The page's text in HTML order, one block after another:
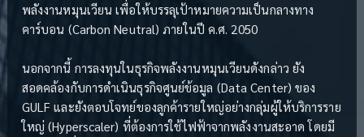
พลังงานหมุนเวียน เพื่อให้บรรลุเป้าหมายความเป็นกลางทาง
คาร์บอน (Carbon Neutral) ภายในปี ค.ศ. 2050
นอกจากนี้ การลงทุนในธุรกิจพลังงานหมุนเวียนดังกล่าว ยัง
สอดคล้องกับการดำเนินธุรกิจศูนย์ข้อมูล (Data Center) ของ
GULF และยังตอบโจทย์ของลูกค้ารายใหญ่อย่างกลุ่มผู้ให้บริการราย
ใหญ่ (Hyperscaler) ที่ต้องการใช้ไฟฟ้าจากพลังงานสะอาด โดยมี